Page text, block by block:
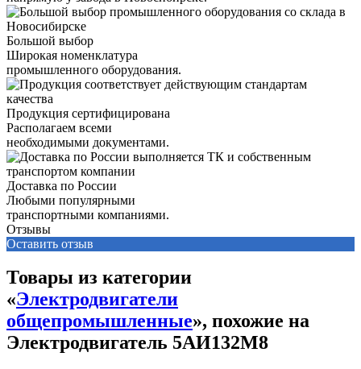
Большой выбор
Широкая номенклатура
промышленного оборудования.
Продукция сертифицирована
Располагаем всеми
необходимыми документами.
Доставка по России
Любыми популярными
транспортными компаниями.
Отзывы
Оставить отзыв
Товары из категории
«Электродвигатели
общепромышленные», похожие на
Электродвигатель 5АИ132М8